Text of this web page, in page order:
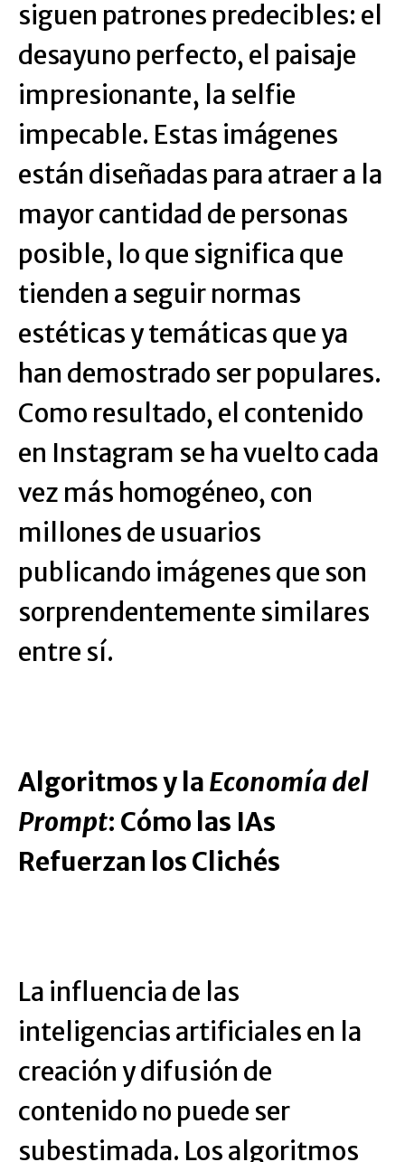
siguen patrones predecibles: el
desayuno perfecto, el paisaje
impresionante, la selfie
impecable. Estas imágenes
están diseñadas para atraer a la
mayor cantidad de personas
posible, lo que significa que
tienden a seguir normas
estéticas y temáticas que ya
han demostrado ser populares.
Como resultado, el contenido
en Instagram se ha vuelto cada
vez más homogéneo, con
millones de usuarios
publicando imágenes que son
sorprendentemente similares
entre sí.
Algoritmos y laEconomía del
Prompt: Cómo las IAs
Refuerzan los Clichés
La influencia de las
inteligencias artificiales en la
creación y difusión de
contenido no puede ser
subestimada. Los algoritmos